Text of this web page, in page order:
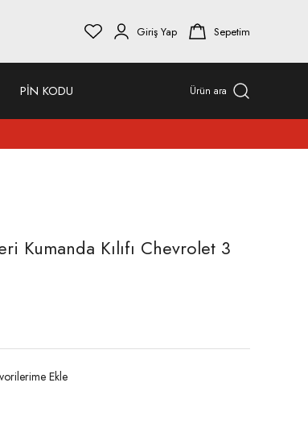
Giriş Yap Sepetim
PİN KODU Ürün ara
Kumanda Kılıfı Chevrolet 3